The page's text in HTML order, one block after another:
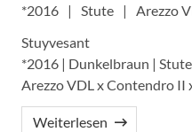
2016 Stute Arezzo
Stuyvesant
*2016 | Dunkelbraun | Stute
Arezzo VDL x Contendro II
Weiterlesen